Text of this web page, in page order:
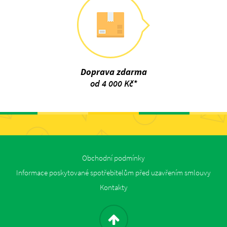
Doprava zdarma
od 4 000 Kč*
Obchodní podmínky
Informace poskytované spotřebitelům před uzavřením smlouvy
Kontakty